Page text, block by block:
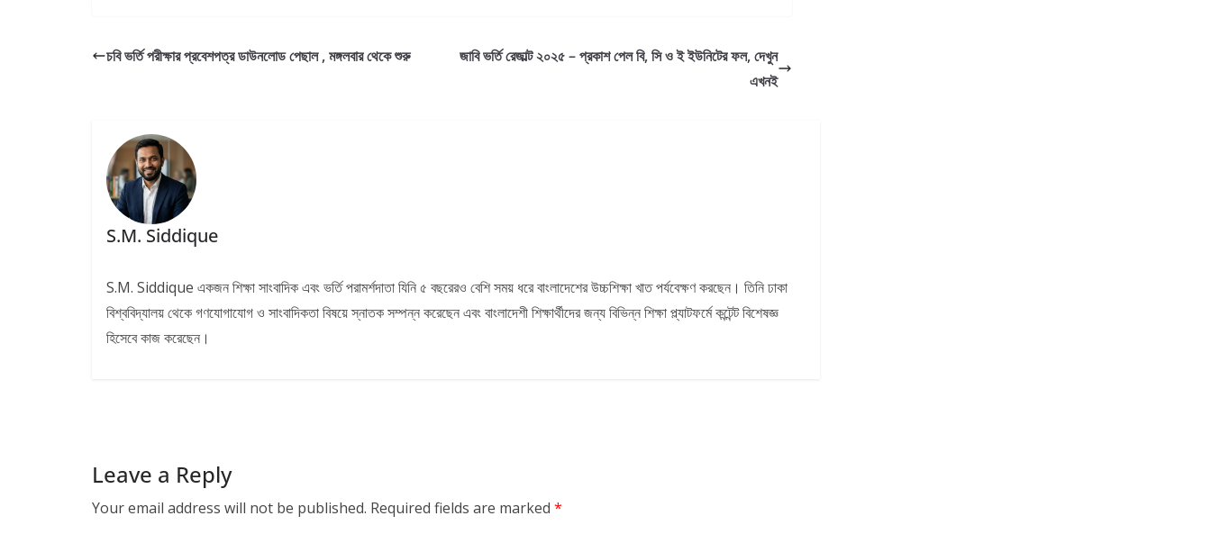
চবি ভর্তি পরীক্ষার প্রবেশপত্র ডাউনলোড পেছাল , মঙ্গলবার থেকে শুরু
জাবি ভর্তি রেজাল্ট ২০২৫ – প্রকাশ পেল বি, সি ও ই ইউনিটের ফল, দেখুন
এখনই
S.M. Siddique
S.M. Siddique একজন শিক্ষা সাংবাদিক এবং ভর্তি পরামর্শদাতা যিনি ৫ বছরেরও বেশি সময় ধরে বাংলাদেশের উচ্চশিক্ষা খাত পর্যবেক্ষণ করছেন। তিনি ঢাকা
বিশ্ববিদ্যালয় থেকে গণযোগাযোগ ও সাংবাদিকতা বিষয়ে স্নাতক সম্পন্ন করেছেন এবং বাংলাদেশী শিক্ষার্থীদের জন্য বিভিন্ন শিক্ষা প্ল্যাটফর্মে কন্টেন্ট বিশেষজ্ঞ
হিসেবে কাজ করেছেন।
Leave a Reply
Your email address will not be published. Required fields are marked *